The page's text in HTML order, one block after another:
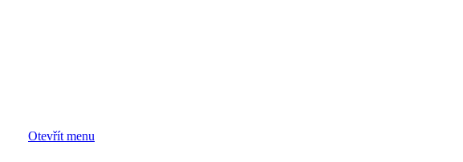
Otevřít menu